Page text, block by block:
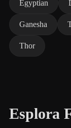
Egyptian
Ganesha
Thor
Esplora